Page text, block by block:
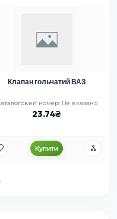
Клапан гольчатий ВАЗ
номер: Не вказано
23.74
Купити